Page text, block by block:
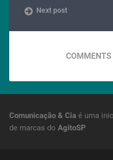
Next post
COMMENTS
Comunicação & Ciaé uma
de marcas do AgitoSP